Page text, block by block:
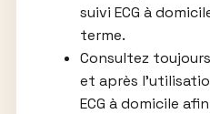
suivi ECG à
terme.
Consultez
et après
ECG à domicile